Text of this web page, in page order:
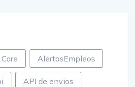
AlertasEmpleos